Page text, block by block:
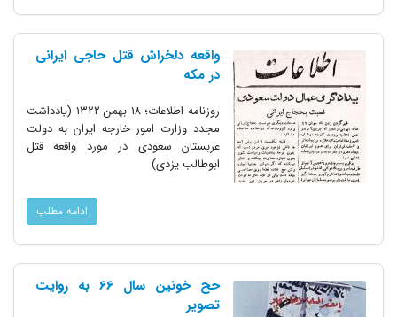
واقعه دلخراش قتل حاجی ایرانی
در مکه
روزنامه اطلاعات؛ ۱۸ بهمن ۱۳۲۲ (یادداشت
مجدد وزارت امور خارجه ایران به دولت
عربستان سعودی در مورد واقعه قتل
ابوطالب یزدی)
ادامه مطلب
حج خونین سال 66 به روایت
تصویر